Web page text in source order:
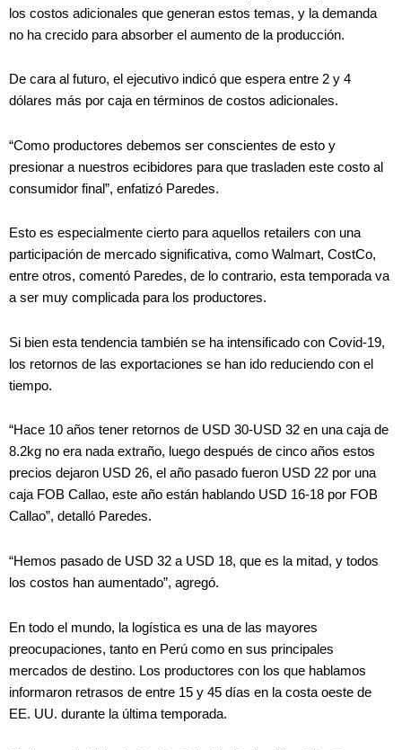
los costos adicionales que generan estos temas, y la demanda
no ha crecido para absorber el aumento de la producción.
De cara al futuro, el ejecutivo indicó que espera entre 2 y 4
dólares más por caja en términos de costos adicionales.
“Como productores debemos ser conscientes de esto y
presionar a nuestros ecibidores para que trasladen este costo al
consumidor final”, enfatizó Paredes.
Esto es especialmente cierto para aquellos retailers con una
participación de mercado significativa, como Walmart, CostCo,
entre otros, comentó Paredes, de lo contrario, esta temporada va
a ser muy complicada para los productores.
Si bien esta tendencia también se ha intensificado con Covid-19,
los retornos de las exportaciones se han ido reduciendo con el
tiempo.
“Hace 10 años tener retornos de USD 30-USD 32 en una caja de
8.2kg no era nada extraño, luego después de cinco años estos
precios dejaron USD 26, el año pasado fueron USD 22 por una
caja FOB Callao, este año están hablando USD 16-18 por FOB
Callao”, detalló Paredes.
“Hemos pasado de USD 32 a USD 18, que es la mitad, y todos
los costos han aumentado”, agregó.
En todo el mundo, la logística es una de las mayores
preocupaciones, tanto en Perú como en sus principales
mercados de destino. Los productores con los que hablamos
informaron retrasos de entre 15 y 45 días en la costa oeste de
EE. UU. durante la última temporada.